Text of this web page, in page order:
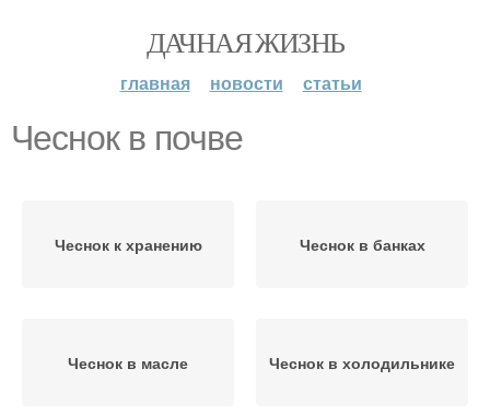
ДАЧНАЯ ЖИЗНЬ
главная новости статьи
Чеснок в почве
Чеснок к хранению Чеснок в банках
Чеснок в масле Чеснок в холодильнике